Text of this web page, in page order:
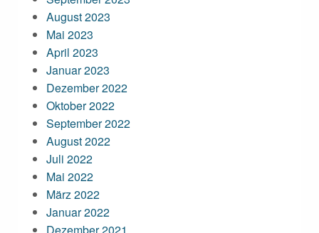
August 2023
Mai 2023
April 2023
Januar 2023
Dezember 2022
Oktober 2022
September 2022
August 2022
Juli 2022
Mai 2022
März 2022
Januar 2022
Dezember 2021